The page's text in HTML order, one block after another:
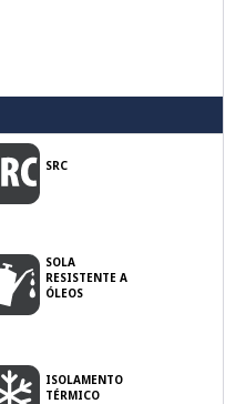
SRC
SOLA
RESISTENTE A
ÓLEOS
ISOLAMENTO
TÉRMICO